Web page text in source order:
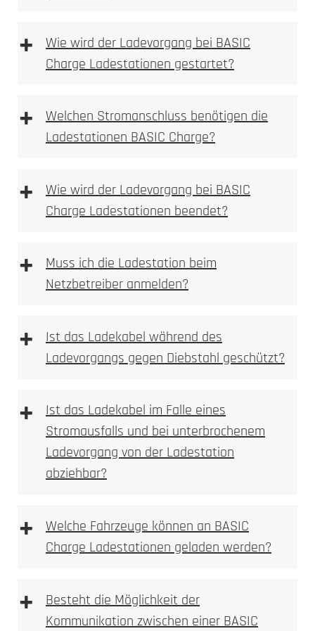
Fundament Bewehrungsplan
+
Wie wird der Ladevorgang bei BASIC
Charge Ladestationen gestartet?
+
Welchen Stromanschluss benötigen die
Ladestationen BASIC Charge?
+
Wie wird der Ladevorgang bei BASIC
Charge Ladestationen beendet?
+
Muss ich die Ladestation beim
Netzbetreiber anmelden?
+
Ist das Ladekabel während des
Ladevorgangs gegen Diebstahl geschützt?
+
Ist das Ladekabel im Falle eines
Stromausfalls und bei unterbrochenem
Ladevorgang von der Ladestation
abziehbar?
+
Welche Fahrzeuge können an BASIC
Charge Ladestationen geladen werden?
+
Besteht die Möglichkeit der
Kommunikation zwischen einer BASIC